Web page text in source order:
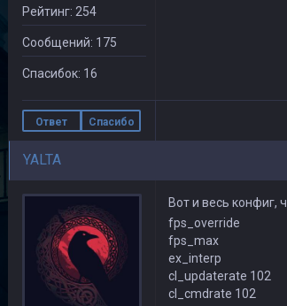
Рейтинг: 254
Сообщений: 175
Спасибок: 16
Ответ Спасибо
YALTA
Вот и весь конфиг,
fps_override
fps_max
ex_interp
cl_updaterate 102
cl_cmdrate 102